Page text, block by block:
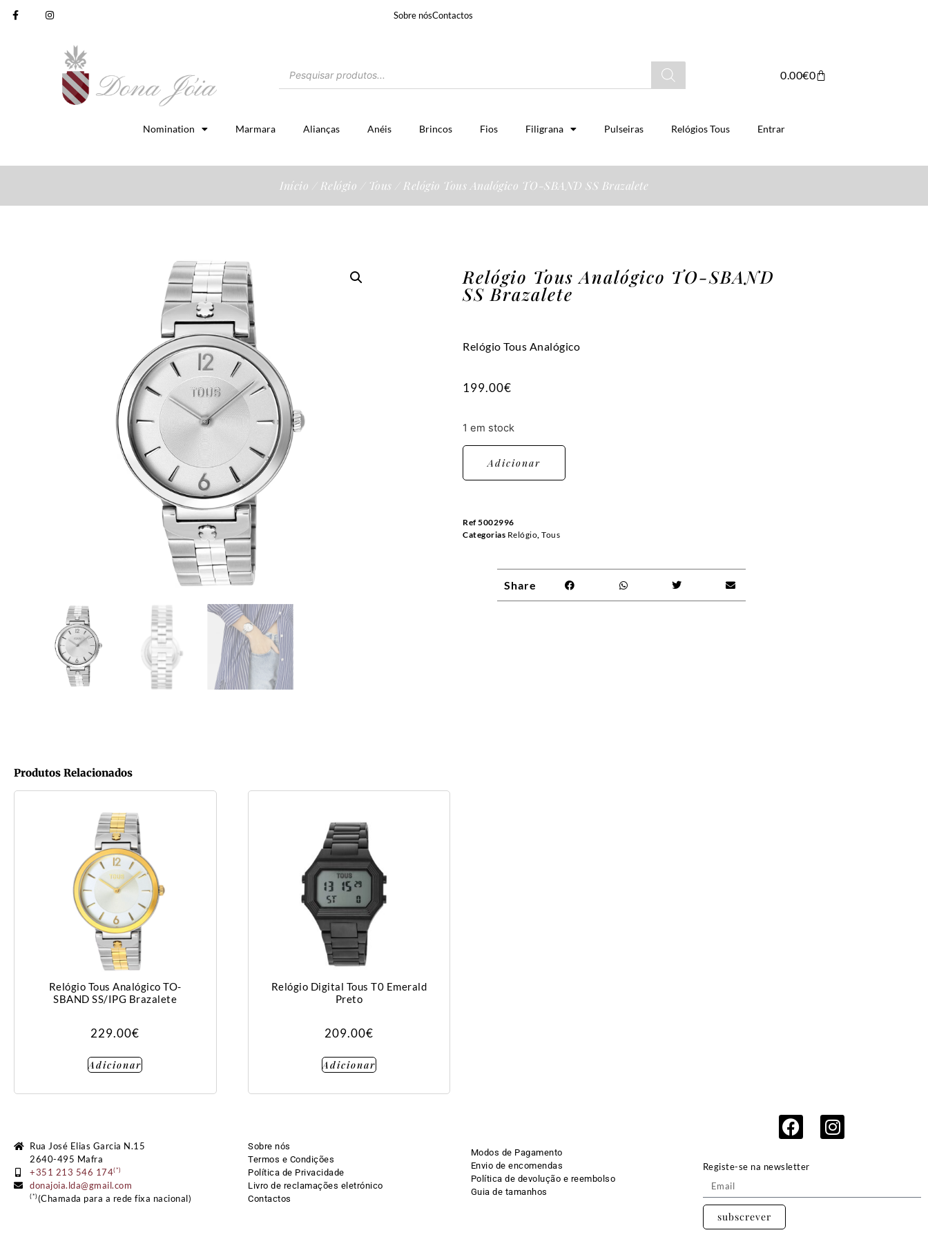
Sobre nósContactos
0.00€0
Nomination Marmara Alianças Anéis Brincos Fios Filigrana Pulseiras Relógios Tous Entrar
Início Relógio Tous / Relógio Tous Analógico TO-SBAND SS Brazalete
Relógio Tous Analógico TO-SBAND
SS Brazalete
Relógio Tous Analógico
199.00€
1 em stock
Adicionar
Ref5002996
Categorias Relógio, Tous
Share
Produtos Relacionados
Relógio Tous Analógico TO-
SBAND SS/IPG Brazalete
229.00€
Adicionar
Relógio Digital Tous T0 Emerald
Preto
209.00€
Adicionar
Rua José Elias Garcia N.15
2640-495 Mafra
+351 213 546 174(*)
donajoia.lda@gmail.com
(*)(Chamada para a rede fixa nacional)
Sobre nós
Termos e Condições
Política de Privacidade
Livro de reclamações eletrónico
Contactos
Modos de Pagamento
Envio de encomendas
Política de devolução e reembolso
Guia de tamanhos
Registe-se na newsletter
subscrever